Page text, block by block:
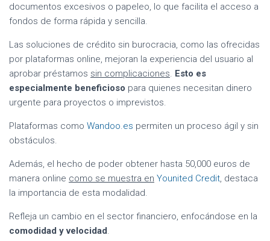
documentos excesivos o papeleo, lo que facilita el acceso a
fondos de forma rápida y sencilla.
Las soluciones de crédito sin burocracia, como las ofrecidas
por plataformas online, mejoran la experiencia del usuario al
aprobar préstamos sin complicaciones. Esto es
especialmente beneficioso para quienes necesitan dinero
urgente para proyectos o imprevistos.
Plataformas como Wandoo.es permiten un proceso ágil y sin
obstáculos.
Además, el hecho de poder obtener hasta 50,000 euros de
manera online como se muestra en Younited Credit, destaca
la importancia de esta modalidad.
Refleja un cambio en el sector financiero, enfocándose en la
comodidad y velocidad.